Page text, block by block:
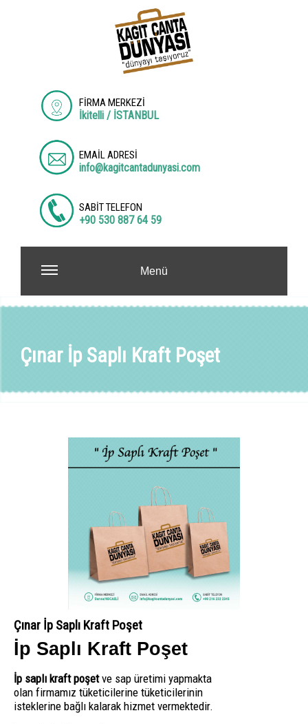
FİRMA MERKEZİ
İkitelli / İSTANBUL
EMAİL ADRESİ
info@kagitcantadunyasi.com
SABİT TELEFON
+90 530 887 64 59
Menü
Çınar İp Saplı Kraft Poşet
Çınar İp Saplı Kraft Poşet
İp Saplı Kraft Poşet
İp saplı kraft poşetve sap üretimi yapmakta
olan firmamız tüketicilerine tüketicilerinin
isteklerine bağlı kalarak hizmet vermektedir.